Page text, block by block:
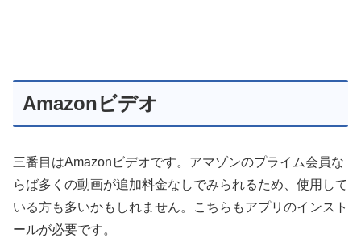
Amazonビデオ
三番目はAmazonビデオです。アマゾンのプライム会員な
らば多くの動画が追加料金なしでみられるため、使用して
いる方も多いかもしれません。こちらもアプリのインスト
ールが必要です。